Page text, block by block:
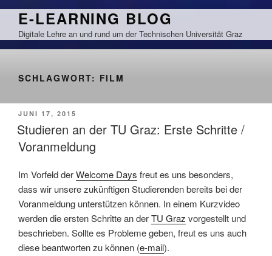
Zum
springen
E-LEARNING BLOG
Digitale Lehre an und rund um der Technischen Universität Graz
SCHLAGWORT: FILM
VERÖFFENTLICHT
AM
JUNI 17, 2015
Studieren an der TU Graz: Erste Schritte /
Voranmeldung
Im Vorfeld derWelcome Days freut es uns besonders,
dass wir unsere zukünftigen Studierenden bereits bei der
Voranmeldung unterstützen können. In einem Kurzvideo
werden die ersten Schritte an derTU Graz vorgestellt und
beschrieben. Sollte es Probleme geben, freut es uns auch
diese beantworten zu können (e-mail).